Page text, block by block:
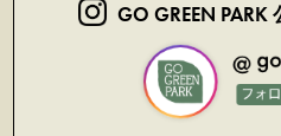
GO GREEN